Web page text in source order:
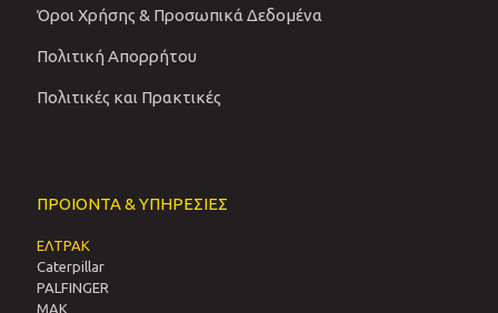
Όροι Χρήσης & Προσωπικά Δεδομένα
Πολιτική Απορρήτου
Πολιτικές και Πρακτικές
ΠΡΟΙΟΝΤΑ & ΥΠΗΡΕΣΙΕΣ
ΕΛΤΡΑΚ
Caterpillar
PALFINGER
MAK